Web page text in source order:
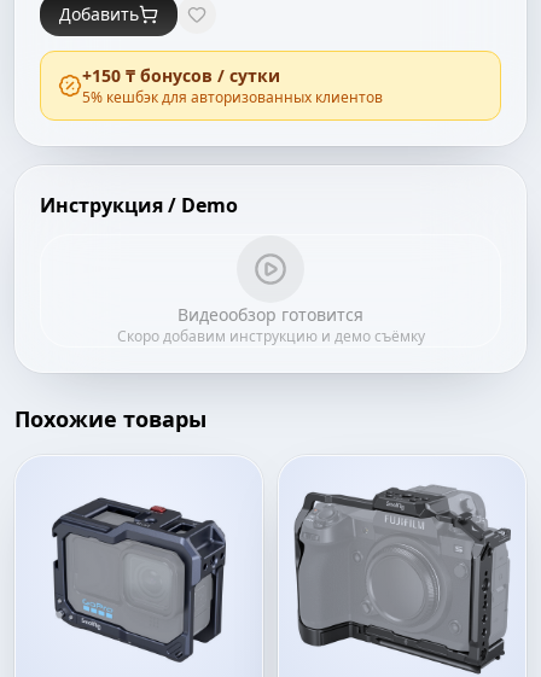
Добавить
+150 ₸ бонусов / сутки
5% кешбэк для авторизованных клиентов
Инструкция / Demo
Видеообзор готовится
Скоро добавим инструкцию и демо съёмку
Похожие товары